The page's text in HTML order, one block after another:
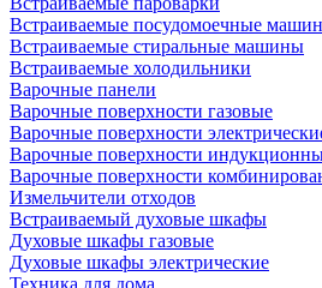
Встраиваемые посудомоечные
Встраиваемые стиральные машины
Встраиваемые холодильники
Варочные панели
Варочные поверхности газовые
Варочные поверхности
Варочные поверхности
Варочные поверхности
Измельчители отходов
Встраиваемый духовые шкафы
Духовые шкафы газовые
Духовые шкафы электрические
Техника для дома